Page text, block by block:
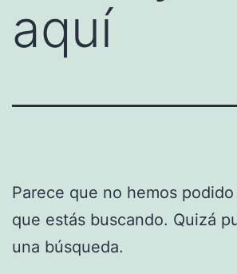
aquí
Parece que no hemos
que estás buscando. Quizá
una búsqueda.